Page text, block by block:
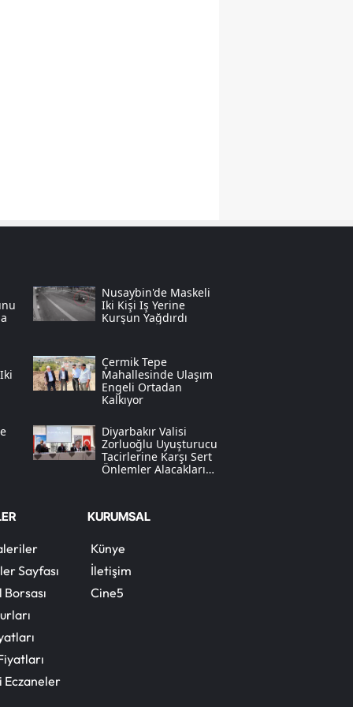
Şanlıurfa
Uşak
Yozgat
Aksaray
Karaman
Kırıkkale
Batman
Nusaybin'de Maskeli
Iki Kişi Iş Yerine
Kurşun Yağdırdı
Çermik Tepe
Mahallesinde Ulaşım
Engeli Ortadan
Kalkıyor
Diyarbakır Valisi
Zorluoğlu Uyuşturucu
Tacirlerine Karşı Sert
Önlemler Alacaklarını
Sayfası
Eczaneler
KURUMSAL
Künye
İletişim
Cine5